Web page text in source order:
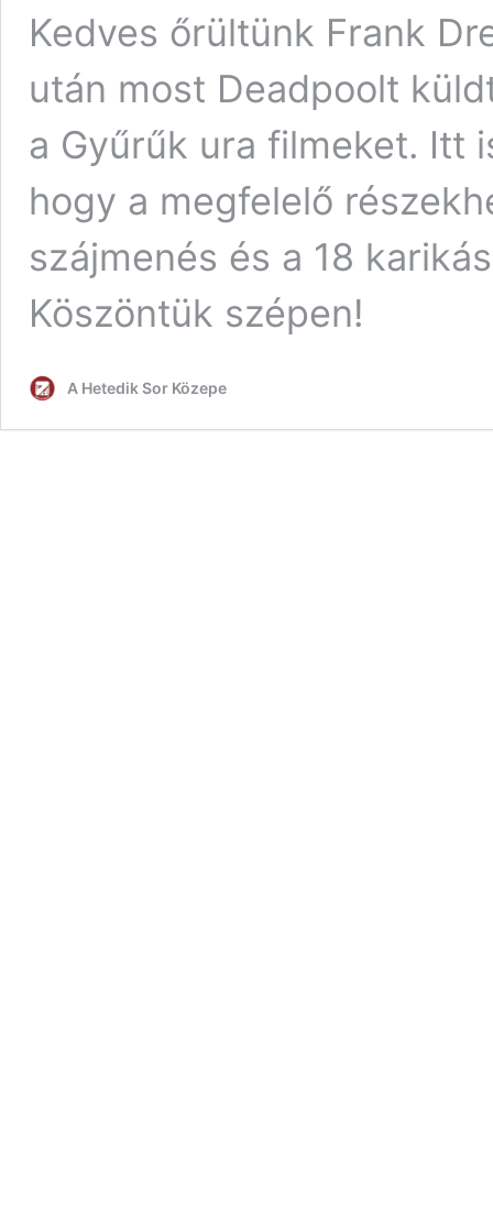
Kedves őrültünk Frank
után most Deadpoolt
a Gyűrűk ura filmeket. Itt
hogy a megfelelő
szájmenés és a 18
Köszöntük szépen!
A Hetedik Sor Közepe